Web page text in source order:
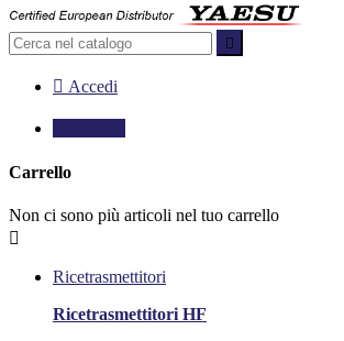

 Accedi
Carrello
Non ci sono più articoli nel tuo carrello

Ricetrasmettitori
Ricetrasmettitori HF